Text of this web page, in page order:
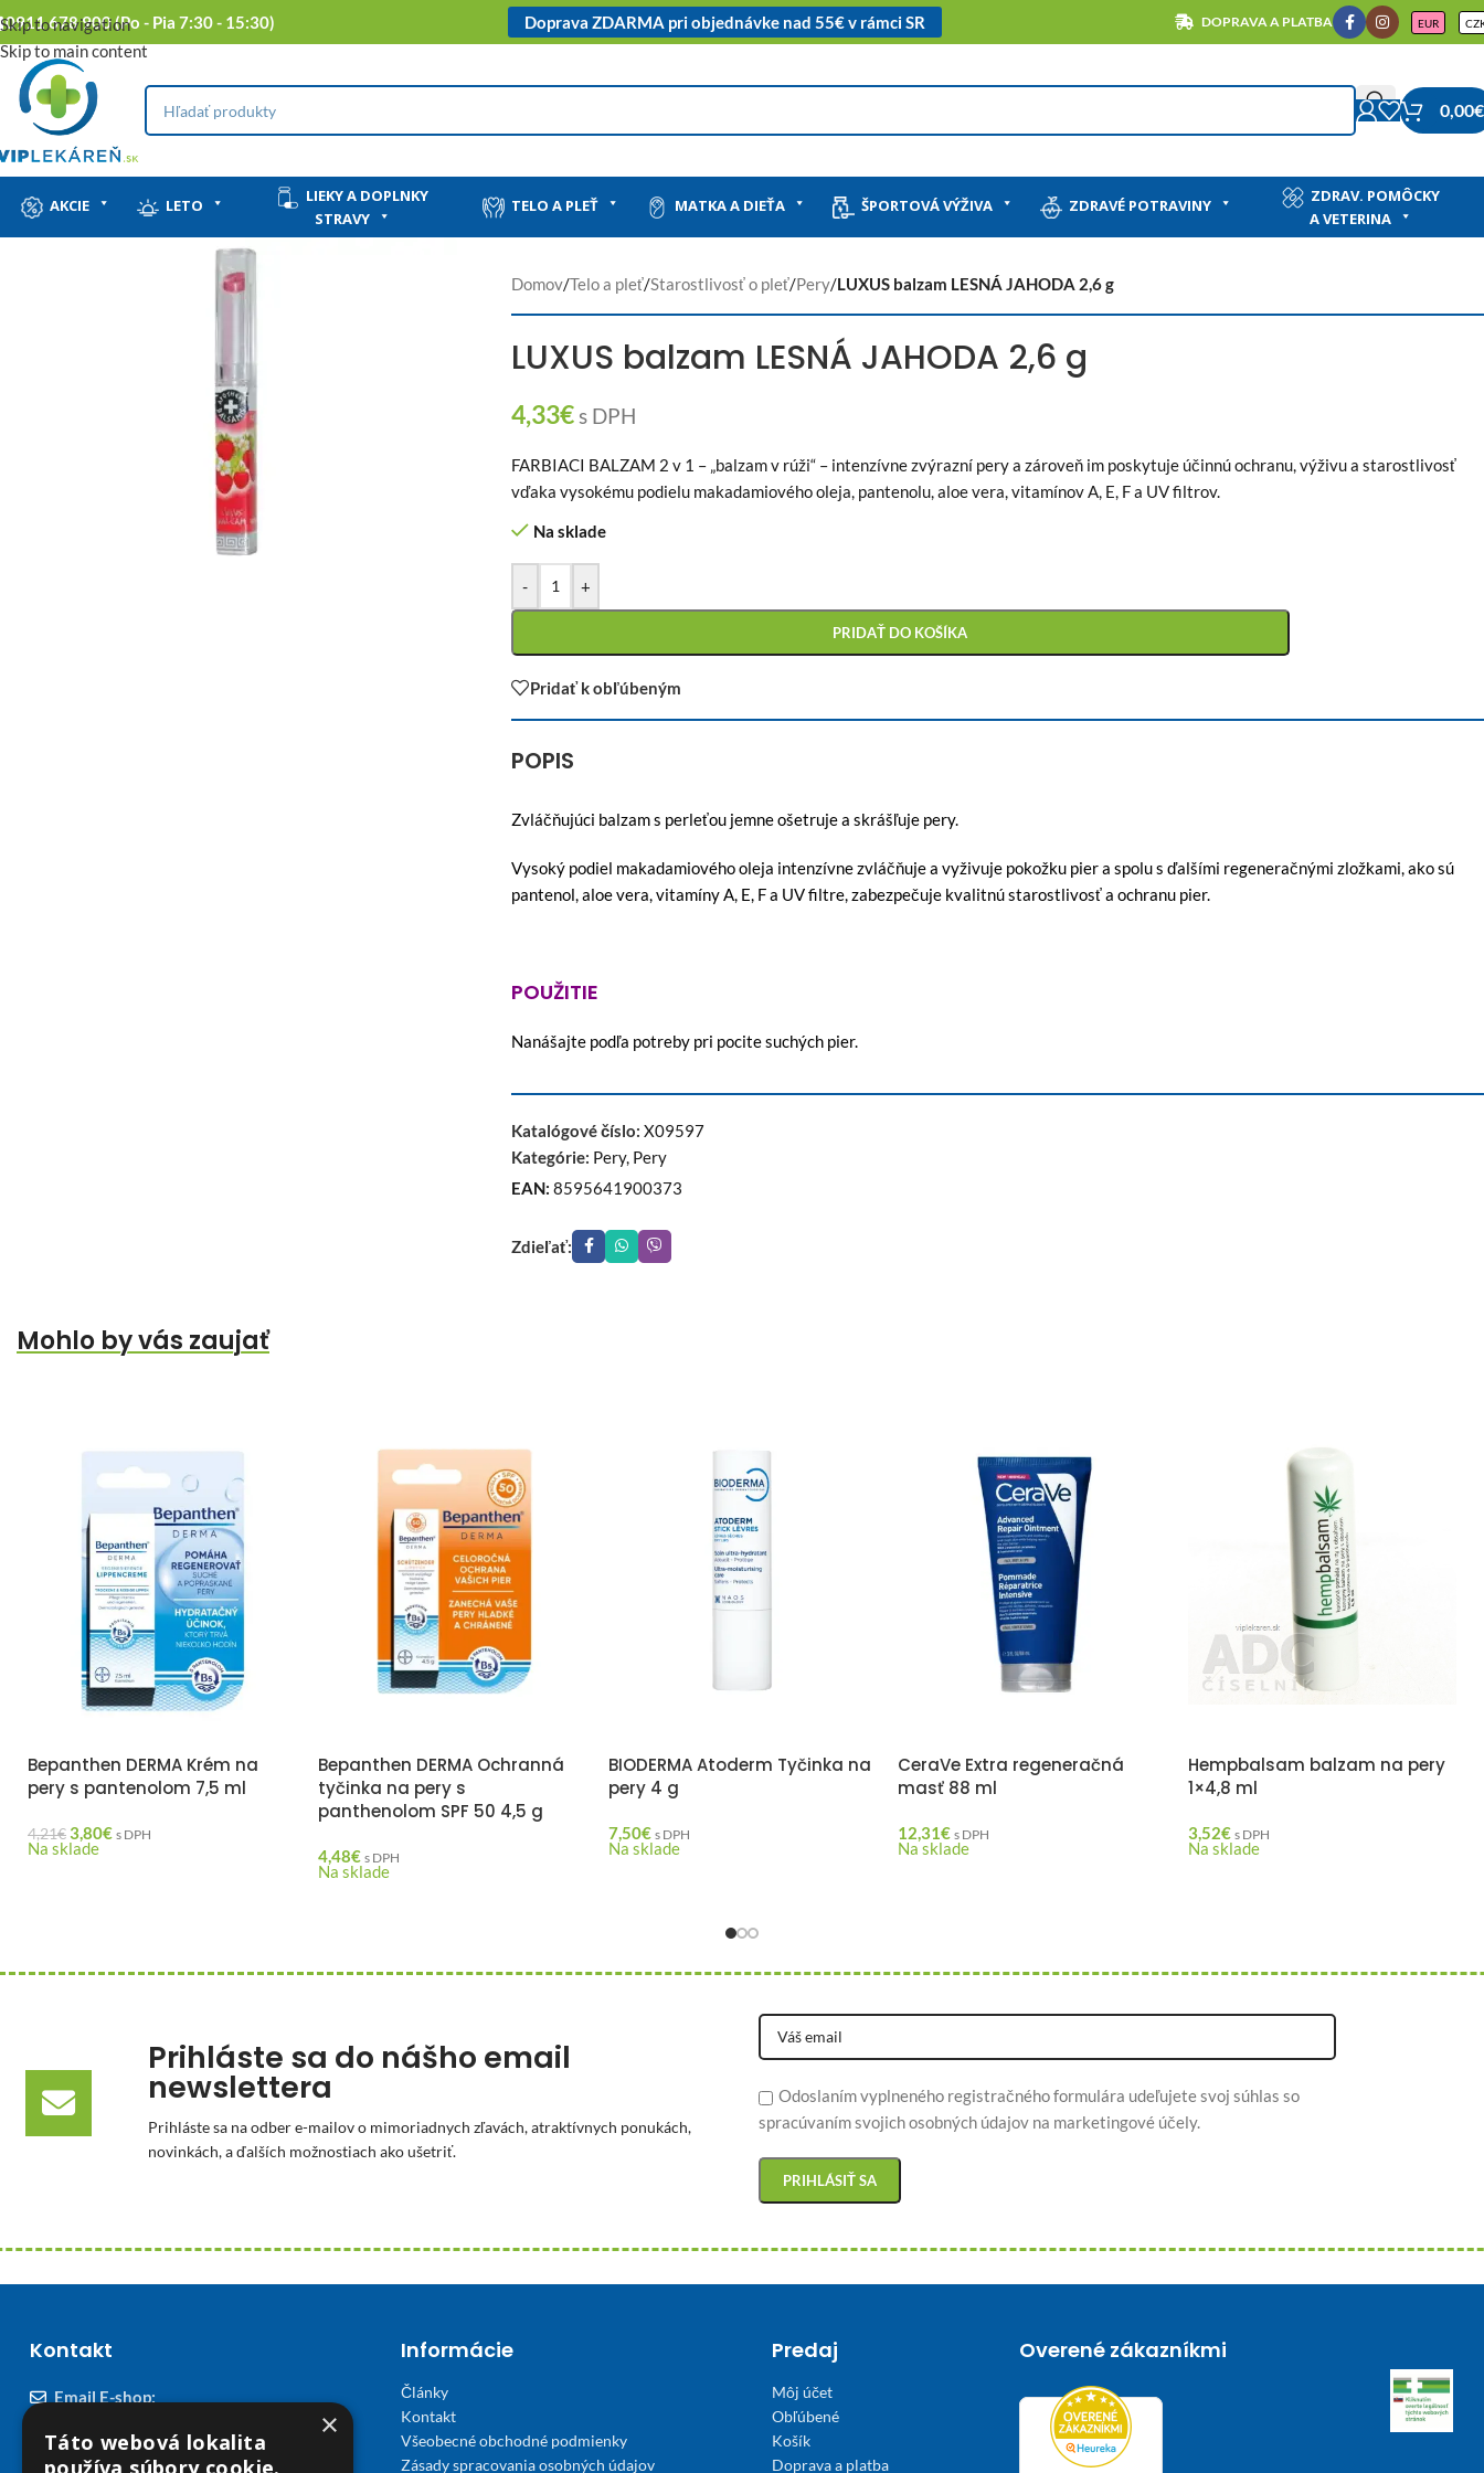
Skip to navigation
Skip to main content
0911 678 900 (Po - Pia 7:30 - 15:30) Doprava ZDARMA pri objednávke nad 55€ v rámci SR DOPRAVA A PLATBA EUR
0,00€
AKCIE LETO
LIEKY A DOPLNKY
STRAVY
TELO A PLEŤ MATKA A DIEŤA ŠPORTOVÁ VÝŽIVA ZDRAVÉ POTRAVINY
ZDRAV. POMÔCKY
A VETERINA
Domov/Telo a pleť/Starostlivosť o pleť/Pery/LUXUS balzam LESNÁ JAHODA 2,6 g
LUXUS balzam LESNÁ JAHODA 2,6 g
4,33€s DPH
FARBIACI BALZAM 2 v 1 – „balzam v rúži“ – intenzívne zvýrazní pery a zároveň im poskytuje účinnú ochranu, výživu a starostlivosť
vďaka vysokému podielu makadamiového oleja, pantenolu, aloe vera, vitamínov A, E, F a UV filtrov.
Na sklade
- +
PRIDAŤ DO KOŠÍKA
Pridať k obľúbeným
POPIS
Zvláčňujúci balzam s perleťou jemne ošetruje a skrášľuje pery.
Vysoký podiel makadamiového oleja intenzívne zvláčňuje a vyživuje pokožku pier a spolu s ďalšími regeneračnými zložkami, ako sú
pantenol, aloe vera, vitamíny A, E, F a UV filtre, zabezpečuje kvalitnú starostlivosť a ochranu pier.
POUŽITIE
Nanášajte podľa potreby pri pocite suchých pier.
Katalógové číslo: X09597
Kategórie: Pery, Pery
EAN: 8595641900373
Zdieľať:
Mohlo by vás zaujať
Bepanthen DERMA Krém na
pery s pantenolom 7,5 ml
4,21€3,80€ s DPH
Na sklade
Bepanthen DERMA Ochranná
tyčinka na pery s
panthenolom SPF 50 4,5 g
4,48€ s DPH
Na sklade
BIODERMA Atoderm Tyčinka na
pery 4 g
7,50€ s DPH
Na sklade
CeraVe Extra regeneračná
masť 88 ml
12,31€ s DPH
Na sklade
Hempbalsam balzam na pery
1×4,8 ml
3,52€ s DPH
Na sklade
Prihláste sa do nášho email
newslettera
Prihláste sa na odber e-mailov o mimoriadnych zľavách, atraktívnych ponukách,
novinkách, a ďalších možnostiach ako ušetriť.
Odoslaním vyplneného registračného formulára udeľujete svoj súhlas so
spracúvaním svojich osobných údajov na marketingové účely.
Kontakt
Email E-shop:
podpora@viplekaren.sk
Telefón E-shop:
Informácie
Články
Kontakt
Všeobecné obchodné podmienky
Zásady spracovania osobných údajov
Predaj
Môj účet
Obľúbené
Košík
Doprava a platba
Overené zákazníkmi
×
Táto webová lokalita
používa súbory cookie.